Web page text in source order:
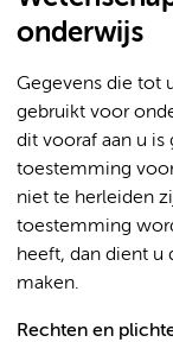
onderwijs
Gegevens die tot
gebruikt voor
dit vooraf aan u is
toestemming
niet te herleiden
toestemming
heeft, dan dient u
maken.
Rechten en